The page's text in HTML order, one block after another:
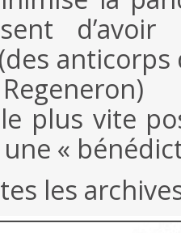
plus vite
«
les